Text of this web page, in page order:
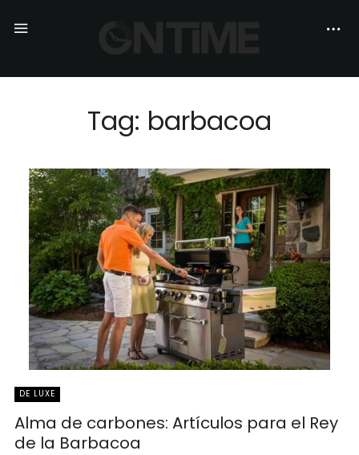
Tag: barbacoa
DE LUXE
Alma de carbones: Artículos para el Rey
de la Barbacoa